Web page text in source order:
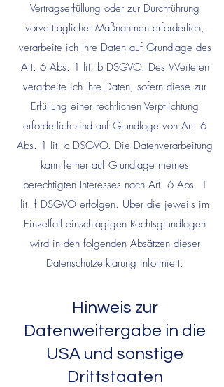
Vertragserfüllung oder zur Durchführung
vorvertraglicher Maßnahmen erforderlich,
verarbeite ich Ihre Daten auf Grundlage des
Art. 6 Abs. 1 lit. b DSGVO. Des Weiteren
verarbeite ich Ihre Daten, sofern diese zur
Erfüllung einer rechtlichen Verpflichtung
erforderlich sind auf Grundlage von Art. 6
Abs. 1 lit. c DSGVO. Die Datenverarbeitung
kann ferner auf Grundlage meines
berechtigten Interesses nach Art. 6 Abs. 1
lit. f DSGVO erfolgen. Über die jeweils im
Einzelfall einschlägigen Rechtsgrundlagen
wird in den folgenden Absätzen dieser
Datenschutzerklärung informiert.
Hinweis zur
Datenweitergabe in die
USA und sonstige
Drittstaaten